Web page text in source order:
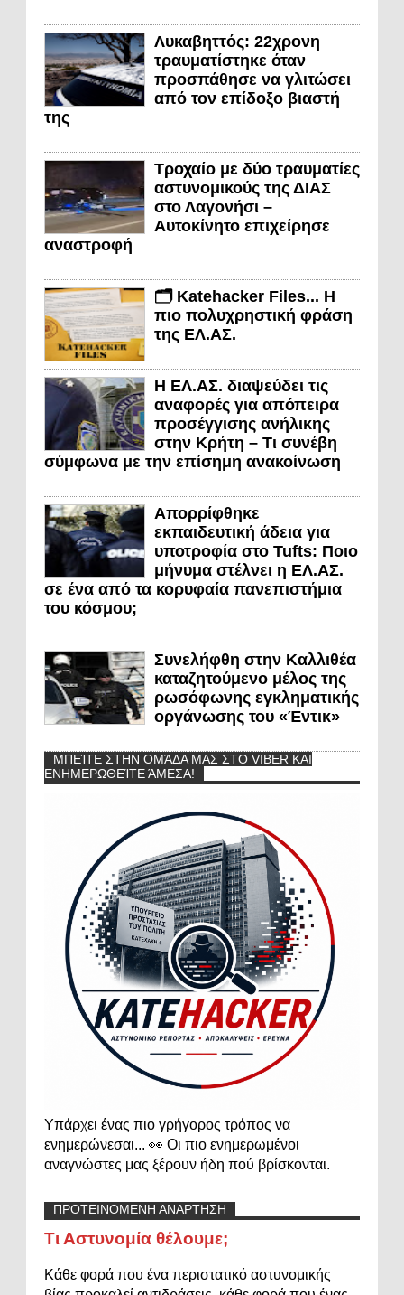
Λυκαβηττός: 22χρονη
τραυματίστηκε όταν
προσπάθησε να γλιτώσει
από τον επίδοξο βιαστή
της
Τροχαίο με δύο τραυματίες
αστυνομικούς της ΔΙΑΣ
στο Λαγονήσι –
Αυτοκίνητο επιχείρησε
αναστροφή
🗂️ Katehacker Files... Η
πιο πολυχρηστική φράση
της ΕΛ.ΑΣ.
Η ΕΛ.ΑΣ. διαψεύδει τις
αναφορές για απόπειρα
προσέγγισης ανήλικης
στην Κρήτη – Τι συνέβη
σύμφωνα με την επίσημη ανακοίνωση
Απορρίφθηκε
εκπαιδευτική άδεια για
υποτροφία στο Tufts: Ποιο
μήνυμα στέλνει η ΕΛ.ΑΣ.
σε ένα από τα κορυφαία πανεπιστήμια
του κόσμου;
Συνελήφθη στην Καλλιθέα
καταζητούμενο μέλος της
ρωσόφωνης εγκληματικής
οργάνωσης του «Έντικ»
ΜΠΕΊΤΕ ΣΤΗΝ ΟΜΆΔΑ ΜΑΣ ΣΤΟ VIBER ΚΑΙ
ΕΝΗΜΕΡΩΘΕΊΤΕ ΆΜΕΣΑ!
Υπάρχει ένας πιο γρήγορος τρόπος να
ενημερώνεσαι... 👀 Οι πιο ενημερωμένοι
αναγνώστες μας ξέρουν ήδη πού βρίσκονται.
ΠΡΟΤΕΙΝΟΜΕΝΗ ΑΝΑΡΤΗΣΗ
Τι Αστυνομία θέλουμε;
Κάθε φορά που ένα περιστατικό αστυνομικής